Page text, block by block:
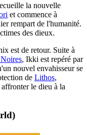
la nouvelle
et commence à
rempart de l'humanité.
des dieux.
est de retour. Suite à
, Ikki est repéré par
nouvel envahisseur se
de Lithos,
le dieu à la